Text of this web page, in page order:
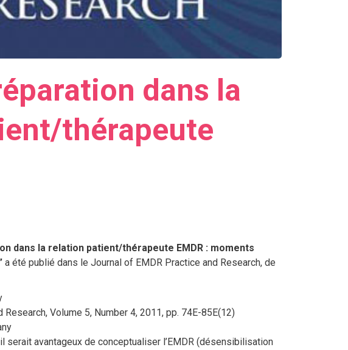
dans la
thérapeute
dans la relation patient/thérapeute EMDR : moments
a été publié dans le Journal of EMDR Practice and Research, de
Volume 5, Number 4, 2011, pp. 74E-85E(12)
serait avantageux de conceptualiser l’EMDR (désensibilisation